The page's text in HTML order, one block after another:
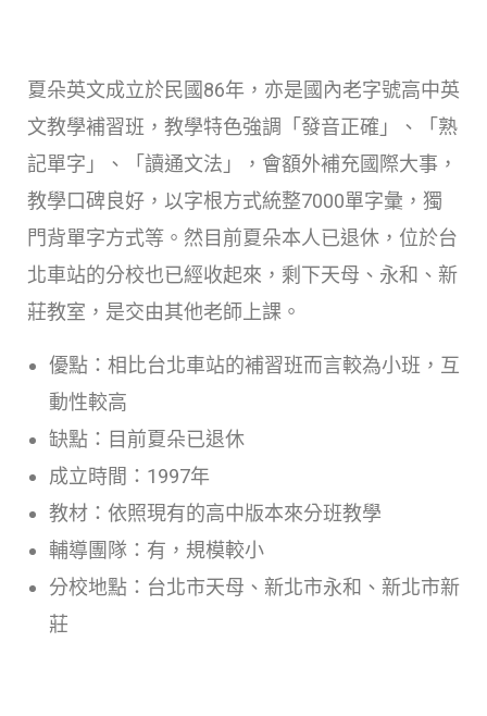
夏朵英文成立於民國86年，亦是國內老字號高中英
文教學補習班，教學特色強調「發音正確」、「熟
記單字」、「讀通文法」，會額外補充國際大事，
教學口碑良好，以字根方式統整7000單字彙，獨
門背單字方式等。然目前夏朵本人已退休，位於台
北車站的分校也已經收起來，剩下天母、永和、新
莊教室，是交由其他老師上課。
優點：相比台北車站的補習班而言較為小班，互
動性較高
缺點：目前夏朵已退休
成立時間：1997年
教材：依照現有的高中版本來分班教學
輔導團隊：有，規模較小
分校地點：台北市天母、新北市永和、新北市新
莊